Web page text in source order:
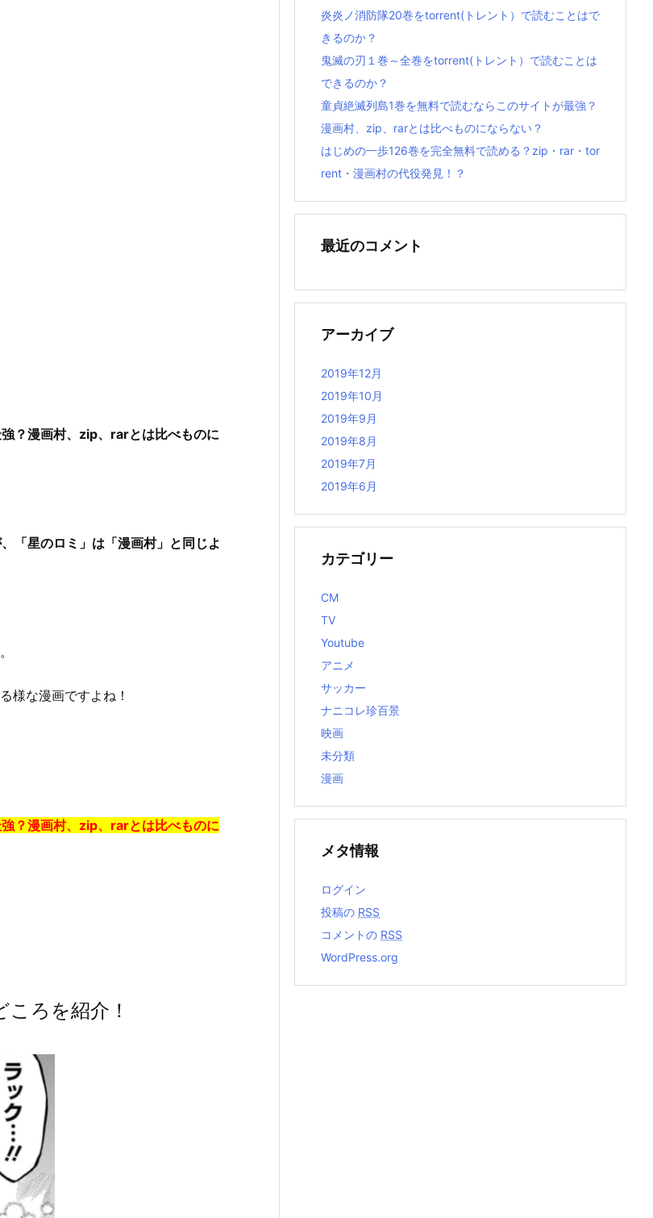
？漫画村、zip、rarとは比べものに
「星のロミ」は「漫画村」と同じよ
様な漫画ですよね！
？漫画村、zip、rarとは比べものに
ころを紹介！
炎炎ノ消防隊20巻をtorrent(トレント）で読むことはで
きるのか？
鬼滅の刃１巻～全巻をtorrent(トレント）で読むことは
できるのか？
童貞絶滅列島1巻を無料で読むならこのサイトが最強？
漫画村、zip、rarとは比べものにならない？
はじめの一歩126巻を完全無料で読める？zip・rar・tor
rent・漫画村の代役発見！？
最近のコメント
アーカイブ
2019年12月
2019年10月
2019年9月
2019年8月
2019年7月
2019年6月
カテゴリー
CM
TV
Youtube
アニメ
サッカー
ナニコレ珍百景
映画
未分類
漫画
メタ情報
ログイン
投稿の RSS
コメントの RSS
WordPress.org